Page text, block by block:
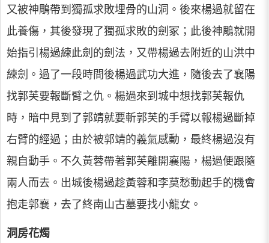
又被神鵰帶到獨孤求敗埋骨的山洞。後來楊過就留在
此養傷，其後發現了獨孤求敗的劍冢；此後神鵰就開
始指引楊過練此劍的劍法，又帶楊過去附近的山洪中
練劍。過了一段時間後楊過武功大進，隨後去了襄陽
找郭芙要報斷臂之仇。楊過來到城中想找郭芙報仇
時，暗中見到了郭靖就要斬郭芙的手臂以報楊過斷掉
右臂的經過；由於被郭靖的義氣感動，最終楊過沒有
親自動手。不久黃蓉帶著郭芙離開襄陽，楊過便跟隨
兩人而去。出城後楊過趁黃蓉和李莫愁動起手的機會
抱走郭襄，去了終南山古墓要找小龍女。
洞房花燭